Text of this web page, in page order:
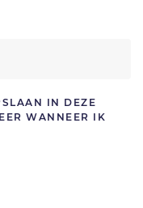
IN DEZE
WANNEER IK